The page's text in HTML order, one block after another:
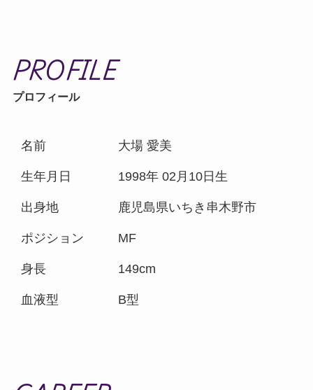
PROFILE
プロフィール
名前 大場 愛美
生年月日 1998年 02月10日生
出身地 鹿児島県いちき串木野市
ポジション MF
身長 149cm
血液型 B型